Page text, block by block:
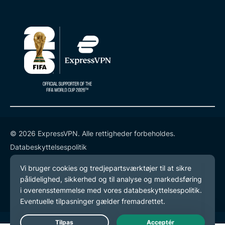
© 2026 ExpressVPN. Alle rettigheder forbeholdes.
Databeskyttelsespolitik
Tjenestevilkår
Cookie-præferencer